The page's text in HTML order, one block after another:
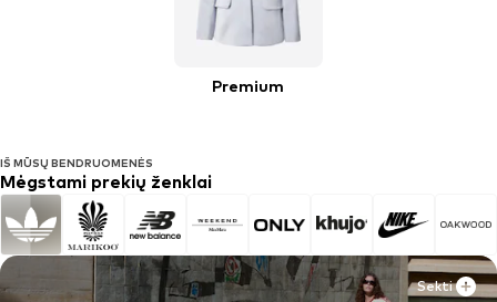
IŠ MŪSŲ BENDRUOMENĖS
Mėgstami prekių ženklai
Sekti
Sekti
Premium